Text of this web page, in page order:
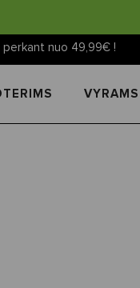
perkant nuo 49,99€ !
VYRAMS